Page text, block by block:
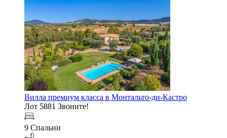
Вилла премиум класса в Монтальто-ди-Кастро
Лот 5881 Звоните!
9 Спальни